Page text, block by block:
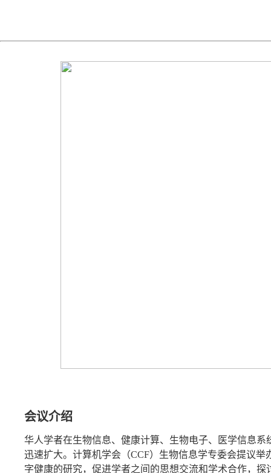
会议介绍
华人学者在生物信息、健康计算、生物电子、医学信息
迅速扩大。计算机学会（CCF）生物信息学专委会提议
字健康的研究，促进学者之间的思想交流和学术合作，